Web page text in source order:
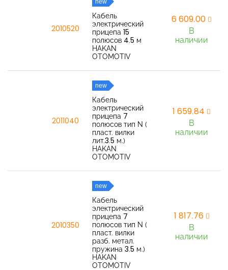
2010520
new
Кабель
электрический
прицепа 15
полюсов 4.5 м
HAKAN
OTOMOTIV
6 609,00
В
наличии
2011040
new
Кабель
электрический
прицепа 7
полюсов тип N (
пласт. вилки
лит.3.5 м.)
HAKAN
OTOMOTIV
1 659,84
В
наличии
2010350
new
Кабель
электрический
прицепа 7
полюсов тип N (
пласт. вилки
разб. метал.
пружина 3.5 м.)
HAKAN
OTOMOTIV
1 817,76
В
наличии